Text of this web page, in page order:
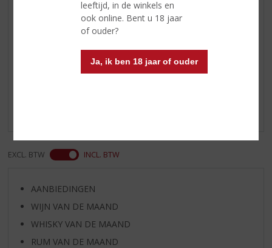
leeftijd, in de winkels en
ook online. Bent u 18 jaar
of ouder?
Ja, ik ben 18 jaar of ouder
peper, met accenten van
eikenhout
Reviews
EXCL. BTW INCL. BTW
AANBIEDINGEN
WIJN VAN DE MAAND
WHISKY VAN DE MAAND
RUM VAN DE MAAND